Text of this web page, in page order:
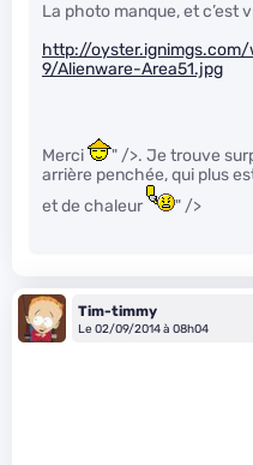
La photo manque, et c’est
http://
9/Alienware-Area51.jpg
Merci
" />. Je trouve
arrière penchée, qui plus
et de chaleur
" />
Tim-timmy
Le 02/09/2014 à 08h04